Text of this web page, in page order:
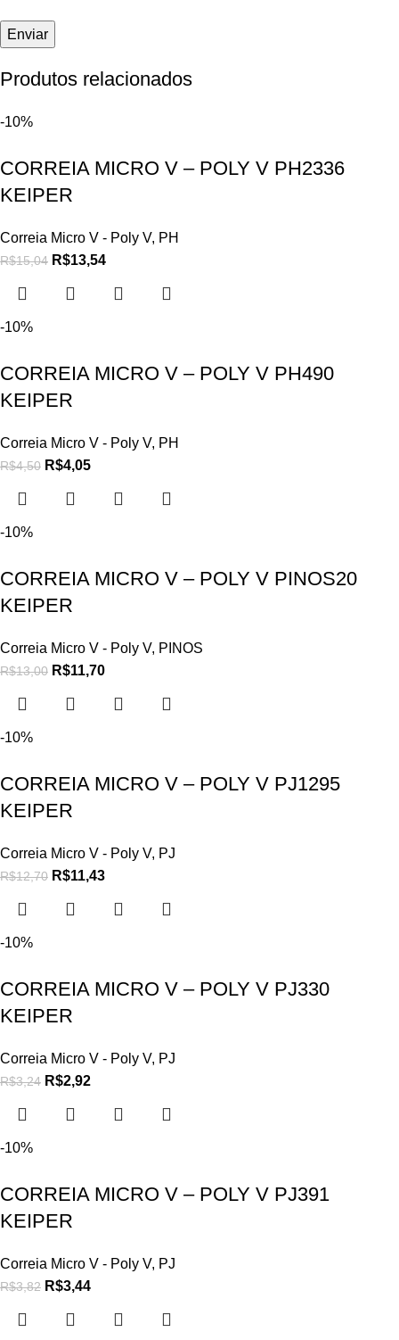
Produtos relacionados
-10%
CORREIA MICRO V – POLY V PH2336
KEIPER
Correia Micro V - Poly V, PH
R$15,04 R$13,54
-10%
CORREIA MICRO V – POLY V PH490
KEIPER
Correia Micro V - Poly V, PH
R$4,50 R$4,05
-10%
CORREIA MICRO V – POLY V PINOS20
KEIPER
Correia Micro V - Poly V, PINOS
R$13,00 R$11,70
-10%
CORREIA MICRO V – POLY V PJ1295
KEIPER
Correia Micro V - Poly V, PJ
R$12,70 R$11,43
-10%
CORREIA MICRO V – POLY V PJ330
KEIPER
Correia Micro V - Poly V, PJ
R$3,24 R$2,92
-10%
CORREIA MICRO V – POLY V PJ391
KEIPER
Correia Micro V - Poly V, PJ
R$3,82 R$3,44